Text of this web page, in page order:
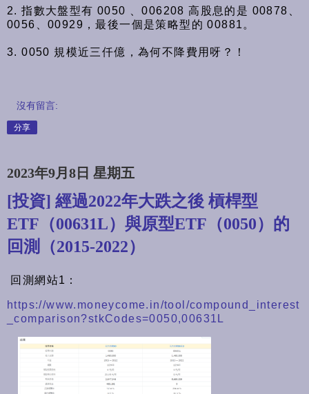
2. 指數大盤型有 0050 、006208 高股息的是 00878、
0056、00929，最後一個是策略型的 00881。
3. 0050 規模近三仟億，為何不降費用呀？！
沒有留言:
分享
2023年9月8日 星期五
[投資] 經過2022年大跌之後 槓桿型
ETF（00631L）與原型ETF（0050）的
回測（2015-2022）
回測網站1：
https://www.moneycome.in/tool/compound_interest
_comparison?stkCodes=0050,00631L